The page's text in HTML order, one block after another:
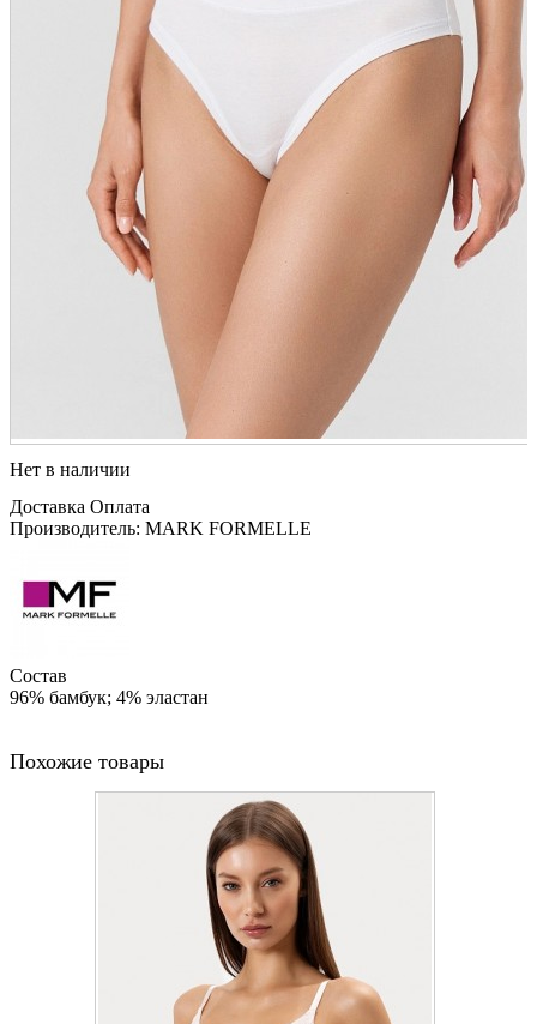
Нет в наличии
Доставка Оплата
Производитель: MARK FORMELLE
Состав
96% бамбук; 4% эластан
Похожие товары